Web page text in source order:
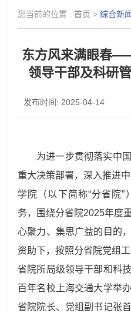
您当前的位置 : 首页 > 综合新闻
东方风来满眼春
领导干部及科研
发布时间: 2025-04-14
为进一步贯彻落实中
重大决策部署，深入推进
学院（以下简称“分省院
务，围绕分省院2025年度
心聚力、集思广益的目的
资助下，按照分省院党组
省院所局级领导干部和科
百年名校上海交通大学举
省院院长、党组副书记张